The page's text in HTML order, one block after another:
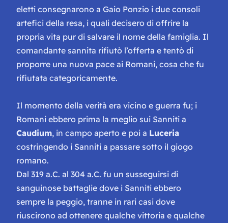
eletti consegnarono a Gaio Ponzio i due consoli
artefici della resa, i quali decisero di offrire la
propria vita pur di salvare il nome della famiglia. Il
comandante sannita rifiutò l’offerta e tentò di
proporre una nuova pace ai Romani, cosa che fu
rifiutata categoricamente.
Il momento della verità era vicino e guerra fu; i
Romani ebbero prima la meglio sui Sanniti a
Caudium, in campo aperto e poi a Luceria
costringendo i Sanniti a passare sotto il giogo
romano.
Dal 319 a.C. al 304 a.C. fu un susseguirsi di
sanguinose battaglie dove i Sanniti ebbero
sempre la peggio, tranne in rari casi dove
riuscirono ad ottenere qualche vittoria e qualche